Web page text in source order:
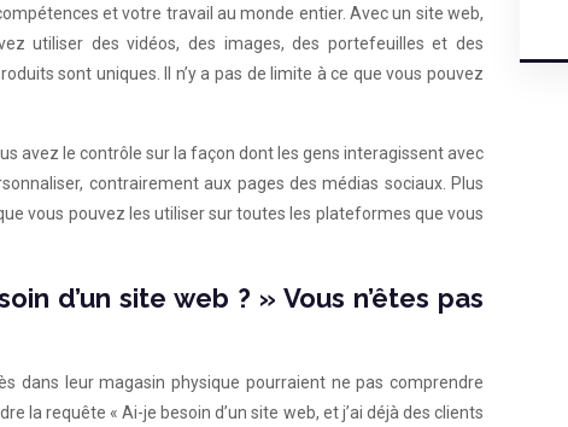
et votre travail au monde entier. Avec un site web,
utiliser des vidéos, des images, des portefeuilles et des
sont uniques. Il n’y a pas de limite à ce que vous pouvez
avez le contrôle sur la façon dont les gens interagissent avec
contrairement aux pages des médias sociaux. Plus
vous pouvez les utiliser sur toutes les plateformes que vous
d’un site web ? » Vous n’êtes pas
dans leur magasin physique pourraient ne pas comprendre
la requête « Ai-je besoin d’un site web, et j’ai déjà des clients